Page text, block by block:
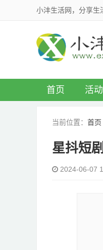
小沣生活网，分享生
首页 活
当前位置： 首页
星抖短
2024-06-07